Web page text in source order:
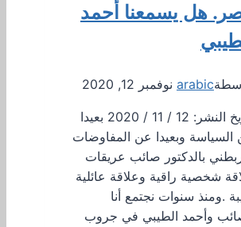
هل يسمعنا أحمد
arabic نوفمبر 12, 2020
تاريخ النشر: 12 / 11 / 2020 بعيدا
السياسة وبعيدا عن المفاوضات
بالدكتور صائب عريقات
شخصية راقية وعلاقة عائلية
.ومنذ سنوات نجتمع أنا
وأحمد الطيبي في جروب